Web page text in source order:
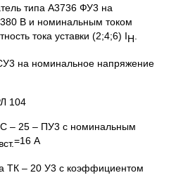
типа А3736 ФУ3 на
В и номинальным током
тока уставки (2;4;6) IН
на номинальное напряжение
104
– 25 – ПУ3 с номинальным
=16 А
ТК – 20 У3 с коэффициентом